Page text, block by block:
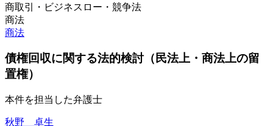
商取引・ビジネスロー・競争法
商法
商法
債権回収に関する法的検討（民法上・商法上の留
置権）
本件を担当した弁護士
秋野 卓生